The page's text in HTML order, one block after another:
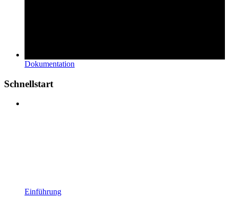
Dokumentation
Schnellstart
Einführung